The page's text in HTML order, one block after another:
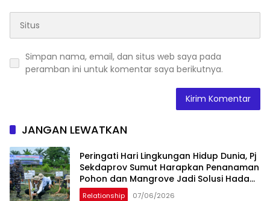
Simpan nama, email, dan situs web saya pada
peramban ini untuk komentar saya berikutnya.
JANGAN LEWATKAN
Peringati Hari Lingkungan Hidup Dunia, Pj
Sekdaprov Sumut Harapkan Penanaman
Pohon dan Mangrove Jadi Solusi Hadapi
Perubahan Iklim
Relationship 07/06/2026